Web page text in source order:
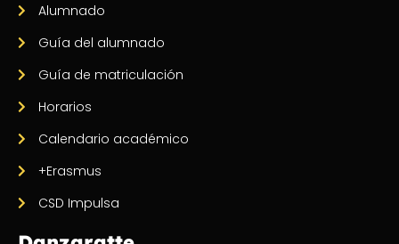
Alumnado
Guía del alumnado
Guía de matriculación
Horarios
Calendario académico
+Erasmus
CSD Impulsa